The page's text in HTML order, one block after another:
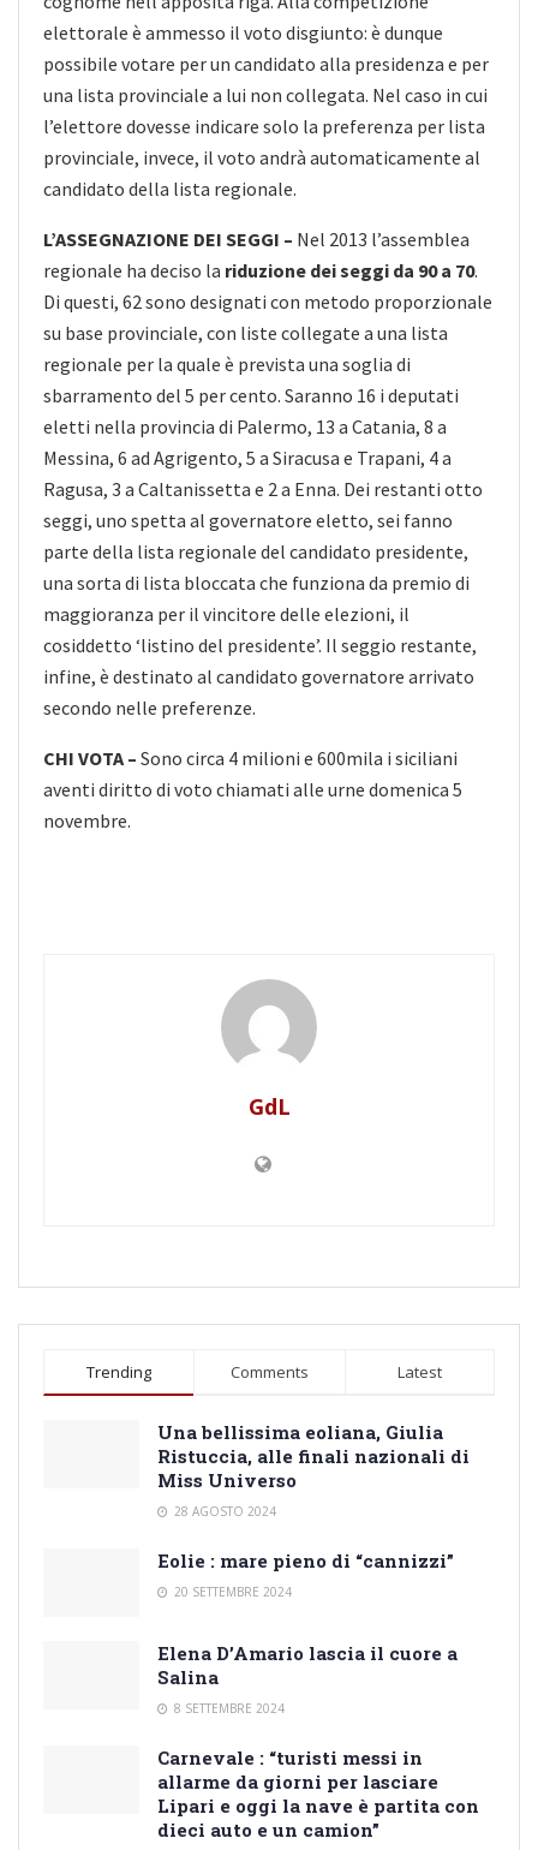
elettorale è ammesso il voto disgiunto: è dunque
possibile votare per un candidato alla presidenza e per
una lista provinciale a lui non collegata. Nel caso in cui
l’elettore dovesse indicare solo la preferenza per lista
provinciale, invece, il voto andrà automaticamente al
candidato della lista regionale.
L’ASSEGNAZIONE DEI SEGGI – Nel 2013 l’assemblea
regionale ha deciso la riduzione dei seggi da 90 a 70.
Di questi, 62 sono designati con metodo proporzionale
su base provinciale, con liste collegate a una lista
regionale per la quale è prevista una soglia di
sbarramento del 5 per cento. Saranno 16 i deputati
eletti nella provincia di Palermo, 13 a Catania, 8 a
Messina, 6 ad Agrigento, 5 a Siracusa e Trapani, 4 a
Ragusa, 3 a Caltanissetta e 2 a Enna. Dei restanti otto
seggi, uno spetta al governatore eletto, sei fanno
parte della lista regionale del candidato presidente,
una sorta di lista bloccata che funziona da premio di
maggioranza per il vincitore delle elezioni, il
cosiddetto ‘listino del presidente’. Il seggio restante,
infine, è destinato al candidato governatore arrivato
secondo nelle preferenze.
CHI VOTA – Sono circa 4 milioni e 600mila i siciliani
aventi diritto di voto chiamati alle urne domenica 5
novembre.
GdL
Trending Comments Latest
Una bellissima eoliana, Giulia
Ristuccia, alle finali nazionali di
Miss Universo
28 AGOSTO 2024
Eolie : mare pieno di “cannizzi”
20 SETTEMBRE 2024
Elena D’Amario lascia il cuore a
Salina
8 SETTEMBRE 2024
Carnevale : “turisti messi in
allarme da giorni per lasciare
Lipari e oggi la nave è partita con
dieci auto e un camion”